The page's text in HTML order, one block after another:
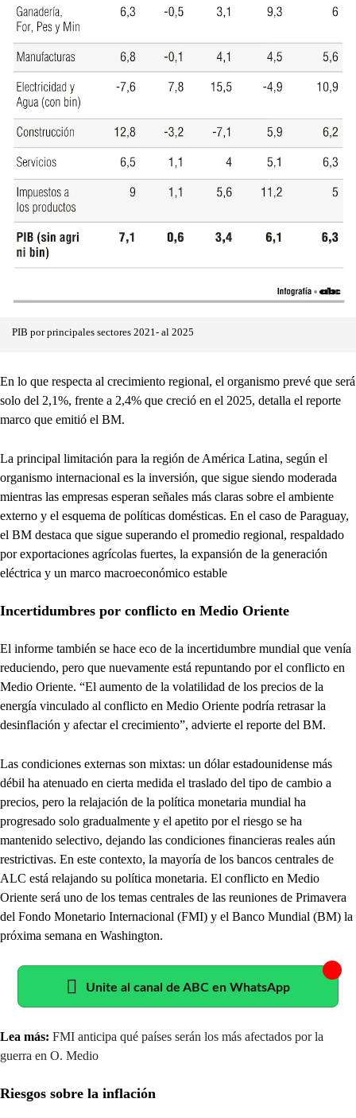
PIB por principales sectores 2021- al 2025
En lo que respecta al crecimiento regional, el organismo prevé que será
solo del 2,1%, frente a 2,4% que creció en el 2025, detalla el reporte
marco que emitió el BM.
La principal limitación para la región de América Latina, según el
organismo internacional es la inversión, que sigue siendo moderada
mientras las empresas esperan señales más claras sobre el ambiente
externo y el esquema de políticas domésticas. En el caso de Paraguay,
el BM destaca que sigue superando el promedio regional, respaldado
por exportaciones agrícolas fuertes, la expansión de la generación
eléctrica y un marco macroeconómico estable
Incertidumbres por conflicto en Medio Oriente
El informe también se hace eco de la incertidumbre mundial que venía
reduciendo, pero que nuevamente está repuntando por el conflicto en
Medio Oriente. “El aumento de la volatilidad de los precios de la
energía vinculado al conflicto en Medio Oriente podría retrasar la
desinflación y afectar el crecimiento”, advierte el reporte del BM.
Las condiciones externas son mixtas: un dólar estadounidense más
débil ha atenuado en cierta medida el traslado del tipo de cambio a
precios, pero la relajación de la política monetaria mundial ha
progresado solo gradualmente y el apetito por el riesgo se ha
mantenido selectivo, dejando las condiciones financieras reales aún
restrictivas. En este contexto, la mayoría de los bancos centrales de
ALC está relajando su política monetaria. El conflicto en Medio
Oriente será uno de los temas centrales de las reuniones de Primavera
del Fondo Monetario Internacional (FMI) y el Banco Mundial (BM) la
próxima semana en Washington.
Unite al canal de ABC en WhatsApp
Lea más: FMI anticipa qué países serán los más afectados por la
guerra en O. Medio
Riesgos sobre la inflación